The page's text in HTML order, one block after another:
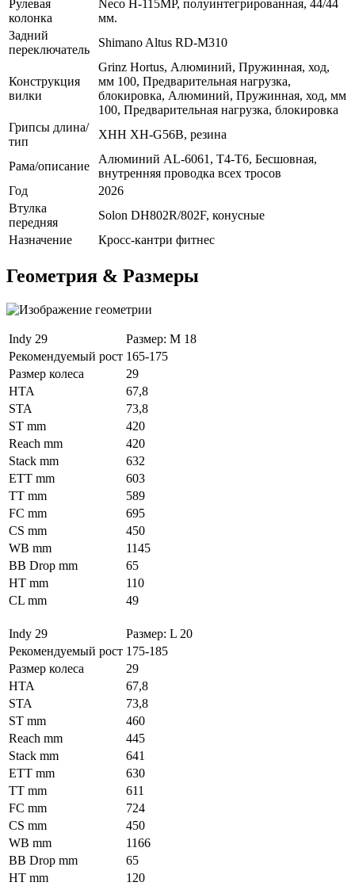
Рулевая
колонка
Neco H-115MP, полуинтегрированная, 44/44
мм.
Задний
переключатель
Shimano Altus RD-M310
Конструкция
вилки
Grinz Hortus, Алюминий, Пружинная, ход,
мм 100, Предварительная нагрузка,
блокировка, Алюминий, Пружинная, ход, мм
100, Предварительная нагрузка, блокировка
Грипсы длина/
тип
XHH XH-G56B, резина
Рама/описание
Алюминий AL-6061, T4-T6, Бесшовная,
внутренняя проводка всех тросов
Год
2026
Втулка
передняя
Solon DH802R/802F, конусные
Назначение
Кросс-кантри фитнес
Геометрия & Размеры
Indy 29
Размер: M 18
Рекомендуемый рост 165-175
Размер колеса
29
HTA
67,8
STA
73,8
ST mm
420
Reach mm
420
Stack mm
632
ETT mm
603
TT mm
589
FC mm
695
CS mm
450
WB mm
1145
BB Drop mm
65
HT mm
110
CL mm
49
Indy 29
Размер: L 20
Рекомендуемый рост 175-185
Размер колеса
29
HTA
67,8
STA
73,8
ST mm
460
Reach mm
445
Stack mm
641
ETT mm
630
TT mm
611
FC mm
724
CS mm
450
WB mm
1166
BB Drop mm
65
HT mm
120